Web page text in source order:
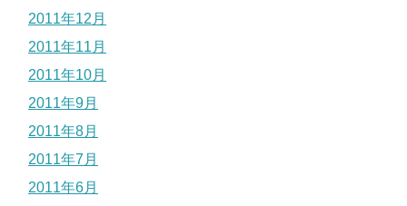
2011年12月
2011年11月
2011年10月
2011年9月
2011年8月
2011年7月
2011年6月